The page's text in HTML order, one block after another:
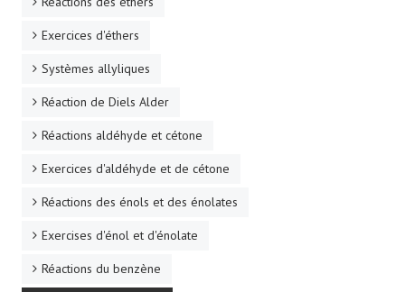
Exercices d'éthers
Systèmes allyliques
Réaction de Diels Alder
Réactions aldéhyde et cétone
Exercices d'aldéhyde et de cétone
Réactions des énols et des énolates
Exercises d'énol et d'énolate
Réactions du benzène